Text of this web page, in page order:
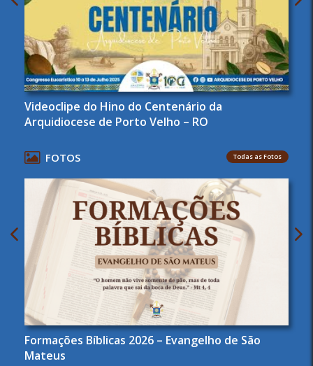
Videoclipe do Hino do Centenário da
Arquidiocese de Porto Velho – RO
FOTOS Todas as Fotos
Formações Bíblicas 2026 – Evangelho de São
Mateus